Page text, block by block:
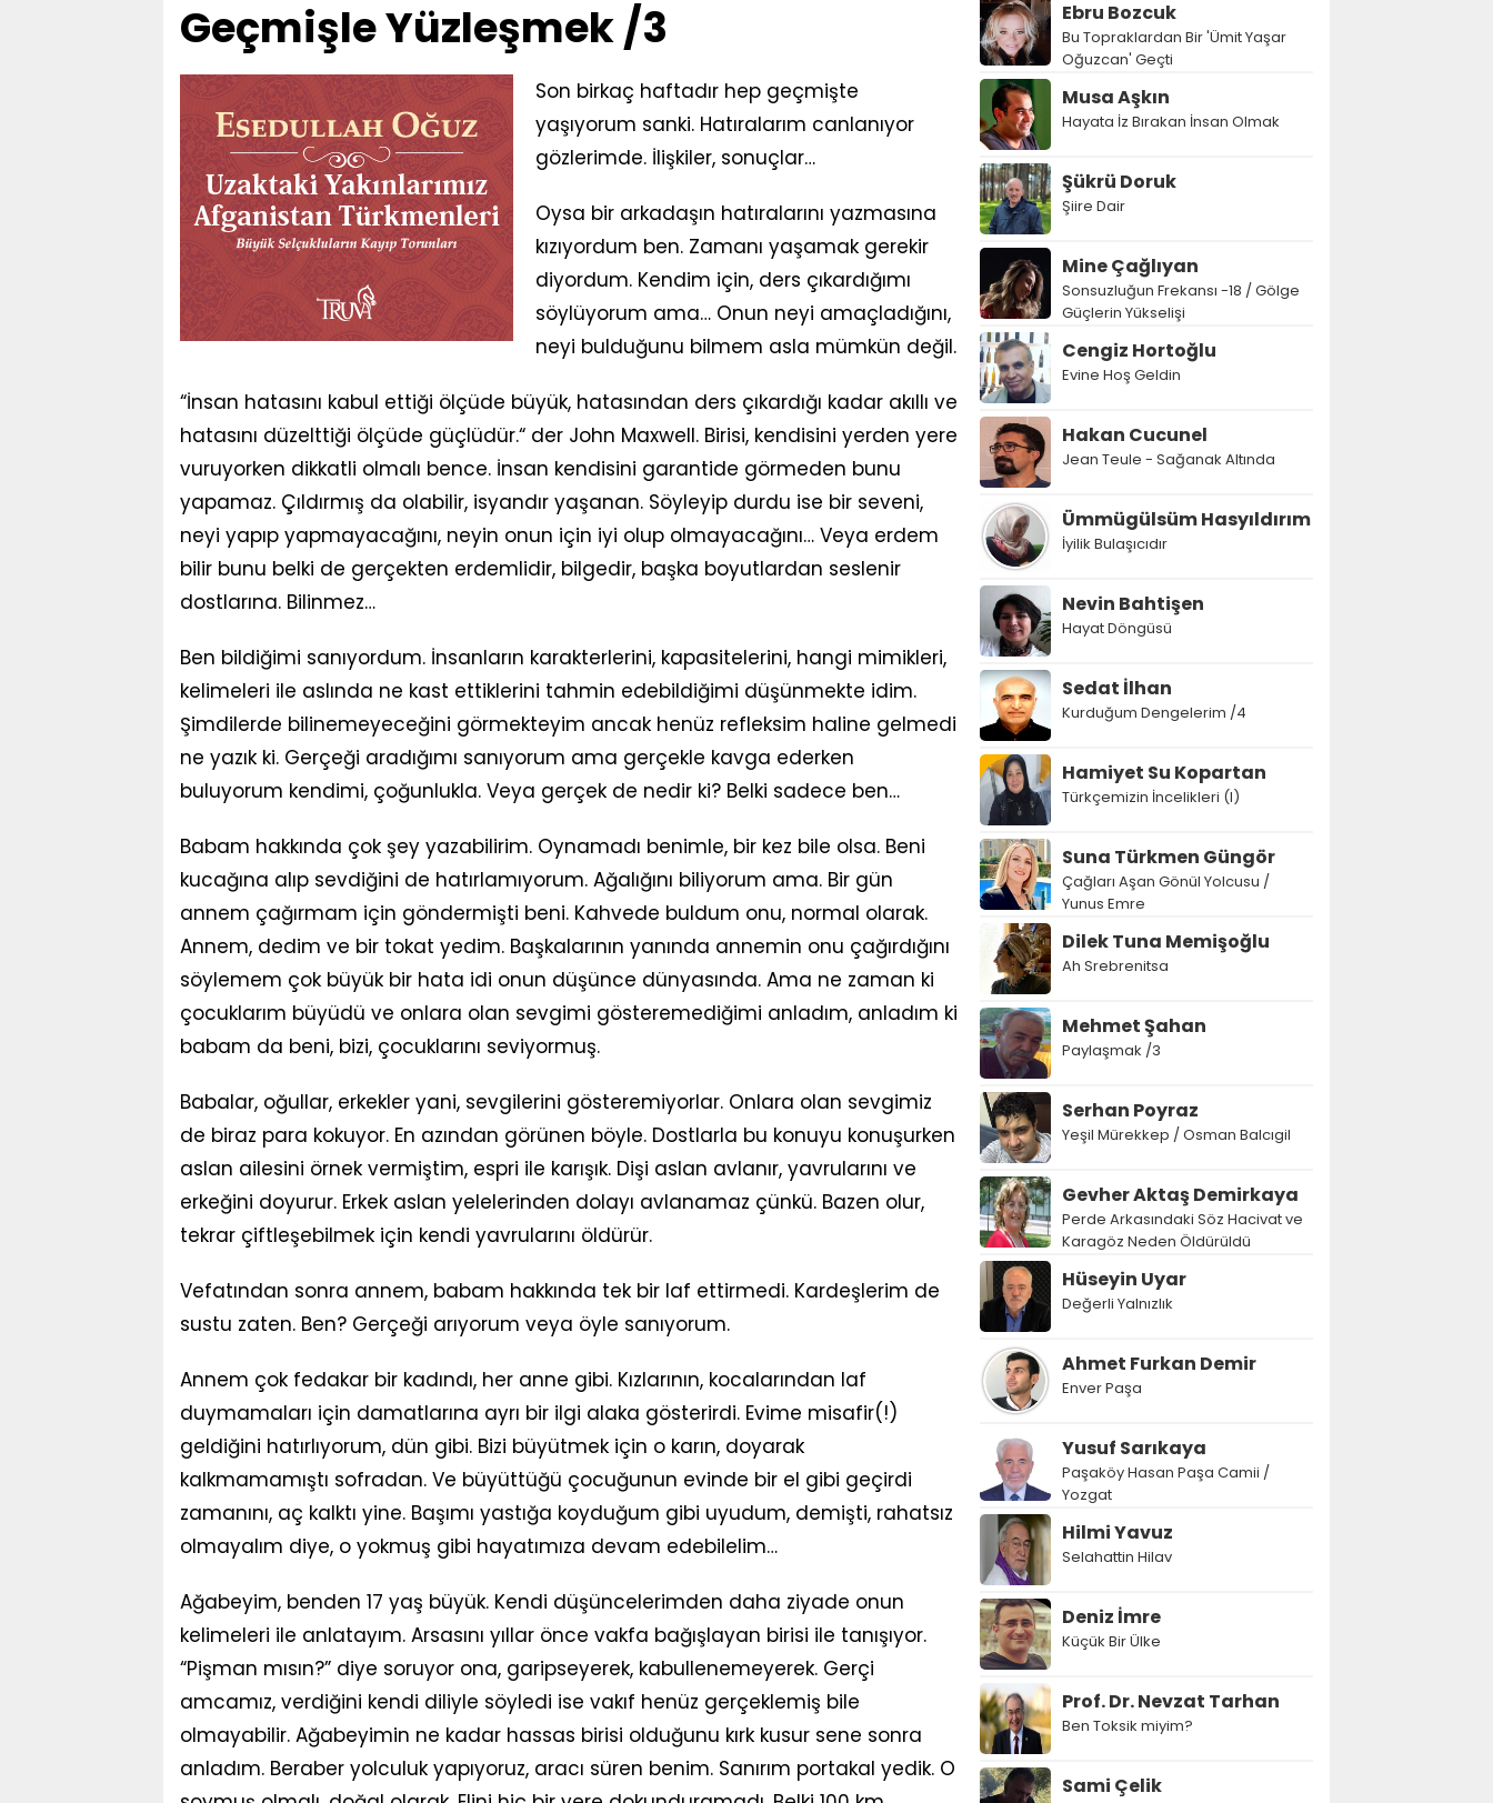
Geçmişle Yüzleşmek /3
Son birkaç haftadır hep geçmişte
yaşıyorum sanki. Hatıralarım canlanıyor
gözlerimde. İlişkiler, sonuçlar…
Oysa bir arkadaşın hatıralarını yazmasına
kızıyordum ben. Zamanı yaşamak gerekir
diyordum. Kendim için, ders çıkardığımı
söylüyorum ama… Onun neyi amaçladığını,
neyi bulduğunu bilmem asla mümkün değil.
“İnsan hatasını kabul ettiği ölçüde büyük, hatasından ders çıkardığı kadar akıllı ve
hatasını düzelttiği ölçüde güçlüdür.“ der John Maxwell. Birisi, kendisini yerden yere
vuruyorken dikkatli olmalı bence. İnsan kendisini garantide görmeden bunu
yapamaz. Çıldırmış da olabilir, isyandır yaşanan. Söyleyip durdu ise bir seveni,
neyi yapıp yapmayacağını, neyin onun için iyi olup olmayacağını… Veya erdem
bilir bunu belki de gerçekten erdemlidir, bilgedir, başka boyutlardan seslenir
dostlarına. Bilinmez…
Ben bildiğimi sanıyordum. İnsanların karakterlerini, kapasitelerini, hangi mimikleri,
kelimeleri ile aslında ne kast ettiklerini tahmin edebildiğimi düşünmekte idim.
Şimdilerde bilinemeyeceğini görmekteyim ancak henüz refleksim haline gelmedi
ne yazık ki. Gerçeği aradığımı sanıyorum ama gerçekle kavga ederken
buluyorum kendimi, çoğunlukla. Veya gerçek de nedir ki? Belki sadece ben…
Babam hakkında çok şey yazabilirim. Oynamadı benimle, bir kez bile olsa. Beni
kucağına alıp sevdiğini de hatırlamıyorum. Ağalığını biliyorum ama. Bir gün
annem çağırmam için göndermişti beni. Kahvede buldum onu, normal olarak.
Annem, dedim ve bir tokat yedim. Başkalarının yanında annemin onu çağırdığını
söylemem çok büyük bir hata idi onun düşünce dünyasında. Ama ne zaman ki
çocuklarım büyüdü ve onlara olan sevgimi gösteremediğimi anladım, anladım ki
babam da beni, bizi, çocuklarını seviyormuş.
Babalar, oğullar, erkekler yani, sevgilerini gösteremiyorlar. Onlara olan sevgimiz
de biraz para kokuyor. En azından görünen böyle. Dostlarla bu konuyu konuşurken
aslan ailesini örnek vermiştim, espri ile karışık. Dişi aslan avlanır, yavrularını ve
erkeğini doyurur. Erkek aslan yelelerinden dolayı avlanamaz çünkü. Bazen olur,
tekrar çiftleşebilmek için kendi yavrularını öldürür.
Vefatından sonra annem, babam hakkında tek bir laf ettirmedi. Kardeşlerim de
sustu zaten. Ben? Gerçeği arıyorum veya öyle sanıyorum.
Annem çok fedakar bir kadındı, her anne gibi. Kızlarının, kocalarından laf
duymamaları için damatlarına ayrı bir ilgi alaka gösterirdi. Evime misafir(!)
geldiğini hatırlıyorum, dün gibi. Bizi büyütmek için o karın, doyarak
kalkmamamıştı sofradan. Ve büyüttüğü çocuğunun evinde bir el gibi geçirdi
zamanını, aç kalktı yine. Başımı yastığa koyduğum gibi uyudum, demişti, rahatsız
olmayalım diye, o yokmuş gibi hayatımıza devam edebilelim…
Ağabeyim, benden 17 yaş büyük. Kendi düşüncelerimden daha ziyade onun
kelimeleri ile anlatayım. Arsasını yıllar önce vakfa bağışlayan birisi ile tanışıyor.
“Pişman mısın?” diye soruyor ona, garipseyerek, kabullenemeyerek. Gerçi
amcamız, verdiğini kendi diliyle söyledi ise vakıf henüz gerçeklemiş bile
olmayabilir. Ağabeyimin ne kadar hassas birisi olduğunu kırk kusur sene sonra
anladım. Beraber yolculuk yapıyoruz, aracı süren benim. Sanırım portakal yedik. O
Ebru Bozcuk
Bu Topraklardan Bir 'Ümit Yaşar
Oğuzcan' Geçti
Musa Aşkın
Hayata İz Bırakan İnsan Olmak
Şükrü Doruk
Şiire Dair
Mine Çağlıyan
Sonsuzluğun Frekansı -18 / Gölge
Güçlerin Yükselişi
Cengiz Hortoğlu
Evine Hoş Geldin
Hakan Cucunel
Jean Teule - Sağanak Altında
Ümmügülsüm Hasyıldırım
İyilik Bulaşıcıdır
Nevin Bahtişen
Hayat Döngüsü
Sedat İlhan
Kurduğum Dengelerim /4
Hamiyet Su Kopartan
Türkçemizin İncelikleri (I)
Suna Türkmen Güngör
Çağları Aşan Gönül Yolcusu /
Yunus Emre
Dilek Tuna Memişoğlu
Ah Srebrenitsa
Mehmet Şahan
Paylaşmak /3
Serhan Poyraz
Yeşil Mürekkep / Osman Balcıgil
Gevher Aktaş Demirkaya
Perde Arkasındaki Söz Hacivat ve
Karagöz Neden Öldürüldü
Hüseyin Uyar
Değerli Yalnızlık
Ahmet Furkan Demir
Enver Paşa
Yusuf Sarıkaya
Paşaköy Hasan Paşa Camii /
Yozgat
Hilmi Yavuz
Selahattin Hilav
Deniz İmre
Küçük Bir Ülke
Prof. Dr. Nevzat Tarhan
Ben Toksik miyim?
Sami Çelik